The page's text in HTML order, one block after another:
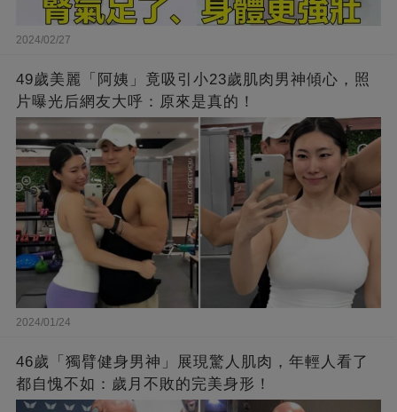
2024/02/27
49歲美麗「阿姨」竟吸引小23歲肌肉男神傾心，照
片曝光后網友大呼：原來是真的！
2024/01/24
46歲「獨臂健身男神」展現驚人肌肉，年輕人看了
都自愧不如：歲月不敗的完美身形！